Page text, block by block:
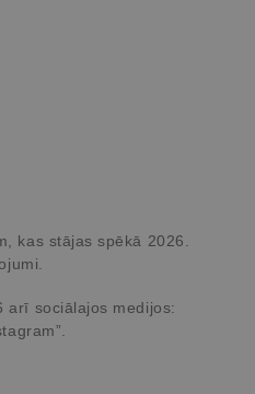
kas stājas spēkā 2026.
arī sociālajos medijos: